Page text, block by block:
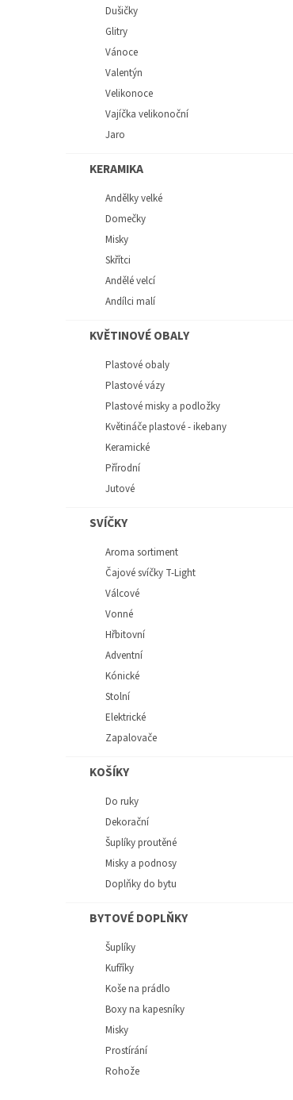
Dušičky
Glitry
Vánoce
Valentýn
Velikonoce
Vajíčka velikonoční
Jaro
KERAMIKA
Andělky velké
Domečky
Misky
Skřítci
Andělé velcí
Andílci malí
KVĚTINOVÉ OBALY
Plastové obaly
Plastové vázy
Plastové misky a podložky
Květináče plastové - ikebany
Keramické
Přírodní
Jutové
SVÍČKY
Aroma sortiment
Čajové svíčky T-Light
Válcové
Vonné
Hřbitovní
Adventní
Kónické
Stolní
Elektrické
Zapalovače
KOŠÍKY
Do ruky
Dekorační
Šuplíky proutěné
Misky a podnosy
Doplňky do bytu
BYTOVÉ DOPLŇKY
Šuplíky
Kufříky
Koše na prádlo
Boxy na kapesníky
Misky
Prostírání
Rohože